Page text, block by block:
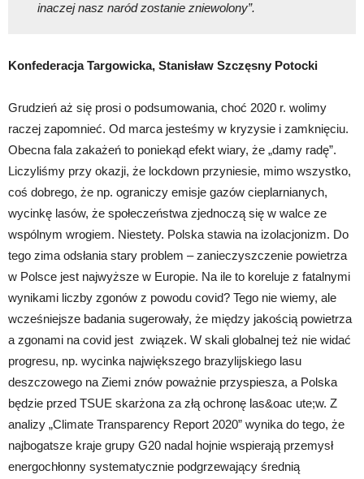
inaczej nasz naród zostanie zniewolony”.
Konfederacja Targowicka, Stanisław Szczęsny Potocki
Grudzień aż się prosi o podsumowania, choć 2020 r. wolimy
raczej zapomnieć. Od marca jesteśmy w kryzysie i zamknięciu.
Obecna fala zakażeń to poniekąd efekt wiary, że „damy radę”.
Liczyliśmy przy okazji, że lockdown przyniesie, mimo wszystko,
coś dobrego, że np. ograniczy emisje gazów cieplarnianych,
wycinkę lasów, że społeczeństwa zjednoczą się w walce ze
wspólnym wrogiem. Niestety. Polska stawia na izolacjonizm. Do
tego zima odsłania stary problem – zanieczyszczenie powietrza
w Polsce jest najwyższe w Europie. Na ile to koreluje z fatalnymi
wynikami liczby zgonów z powodu covid? Tego nie wiemy, ale
wcześniejsze badania sugerowały, że między jakością powietrza
a zgonami na covid jest związek. W skali globalnej też nie widać
progresu, np. wycinka największego brazylijskiego lasu
deszczowego na Ziemi znów poważnie przyspiesza, a Polska
będzie przed TSUE skarżona za złą ochronę las&oac ute;w. Z
analizy „Climate Transparency Report 2020” wynika do tego, że
najbogatsze kraje grupy G20 nadal hojnie wspierają przemysł
energochłonny systematycznie podgrzewający średnią